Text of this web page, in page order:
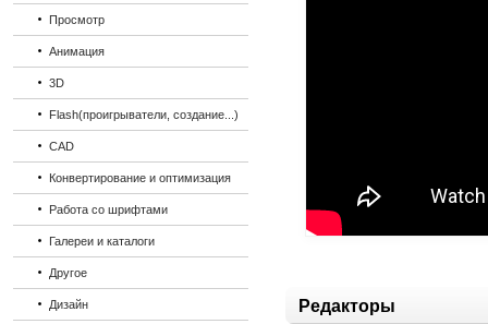
Просмотр
Анимация
3D
Flash(проигрыватели, создание...)
CAD
Конвертирование и оптимизация
Работа со шрифтами
Галереи и каталоги
Другое
Дизайн Редакторы